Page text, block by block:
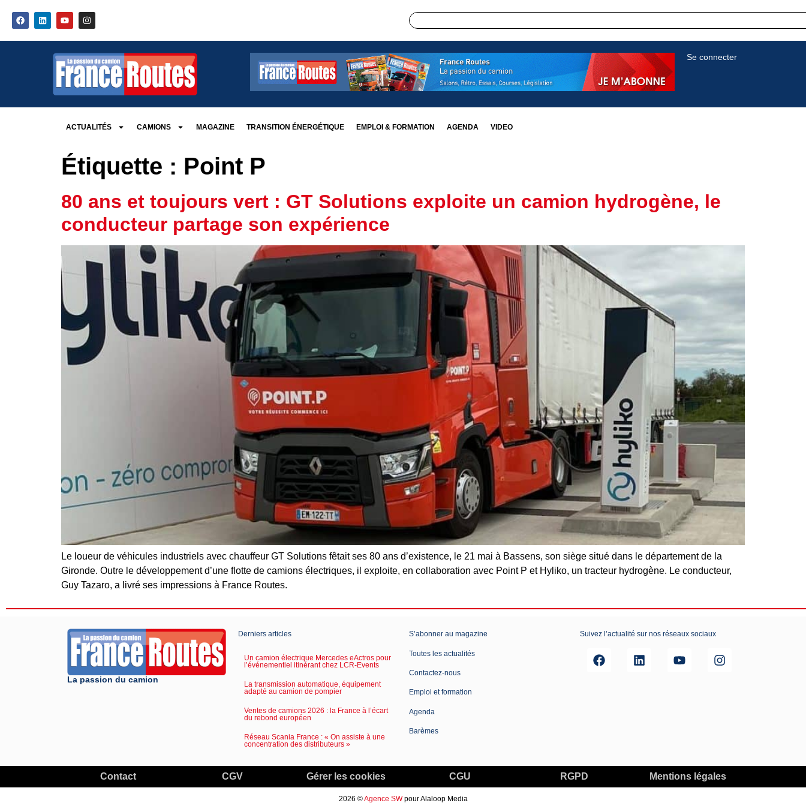
Se connecter
ACTUALITÉS CAMIONS MAGAZINE TRANSITION ÉNERGÉTIQUE EMPLOI & FORMATION AGENDA VIDEO
Étiquette : Point P
80 ans et toujours vert : GT Solutions exploite un camion hydrogène, le
conducteur partage son expérience
Le loueur de véhicules industriels avec chauffeur GT Solutions fêtait ses 80 ans d’existence, le 21 mai à Bassens, son siège situé dans le département de la
Gironde. Outre le développement d’une flotte de camions électriques, il exploite, en collaboration avec Point P et Hyliko, un tracteur hydrogène. Le conducteur,
Guy Tazaro, a livré ses impressions à France Routes.
La passion du camion
Derniers articles
Un camion électrique Mercedes eActros pour
l’événementiel itinérant chez LCR-Events
La transmission automatique, équipement
adapté au camion de pompier
Ventes de camions 2026 : la France à l’écart
du rebond européen
Réseau Scania France : « On assiste à une
concentration des distributeurs »
S’abonner au magazine
Toutes les actualités
Contactez-nous
Emploi et formation
Agenda
Barèmes
Suivez l’actualité sur nos réseaux sociaux
Contact CGV Gérer les cookies CGU RGPD Mentions légales
2026 ©Agence SWpour Alaloop Media